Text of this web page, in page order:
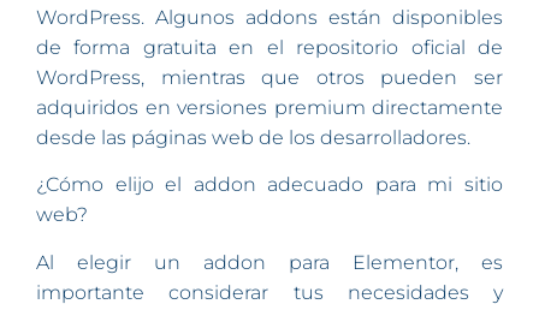
WordPress. Algunos addons están disponibles
de forma gratuita en el repositorio oficial de
WordPress, mientras que otros pueden ser
adquiridos en versiones premium directamente
desde las páginas web de los desarrolladores.
¿Cómo elijo el addon adecuado para mi sitio
web?
Al elegir un addon para Elementor, es
importante considerar tus necesidades y